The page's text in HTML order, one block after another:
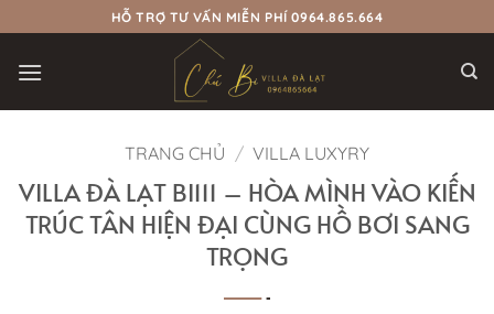
qua
nội
HỖ TRỢ TƯ VẤN MIỄN PHÍ 0964.865.664
TRANG CHỦ / VILLA LUXYRY
VILLA ĐÀ LẠT BI111 – HÒA MÌNH VÀO KIẾN
TRÚC TÂN HIỆN ĐẠI CÙNG HỒ BƠI SANG
TRỌNG